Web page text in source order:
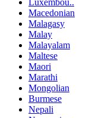
Luxembou..
Macedonian
Malagasy
Malay
Malayalam
Maltese
Maori
Marathi
Mongolian
Burmese
Nepali